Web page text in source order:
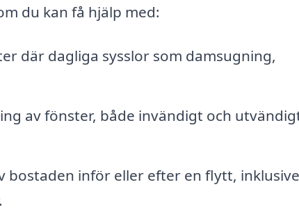
du kan få hjälp med:
där dagliga sysslor som damsugning,
av fönster, både invändigt och
bostaden inför eller efter en flytt, inklusive